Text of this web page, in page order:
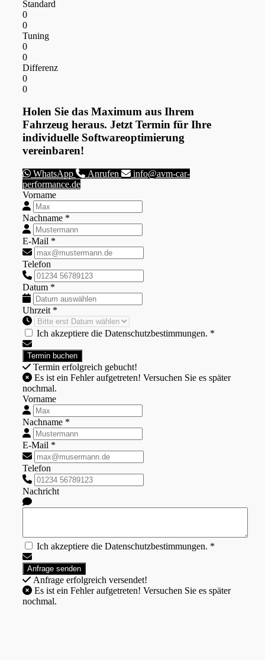
Standard
0
0
Tuning
0
0
Differenz
0
0
Holen Sie das Maximum aus Ihrem
Fahrzeug heraus. Jetzt Termin für Ihre
individuelle Softwareoptimierung
vereinbaren!
WhatsApp Anrufen
info@avm-car-
performance.de
Vorname
Nachname *
E-Mail *
Telefon
Datum *
Uhrzeit *
Ich akzeptiere die Datenschutzbestimmungen. *
Termin erfolgreich gebucht!
nochmal.
Vorname
Nachname *
E-Mail *
Telefon
Nachricht
Ich akzeptiere die Datenschutzbestimmungen. *
Anfrage erfolgreich versendet!
nochmal.